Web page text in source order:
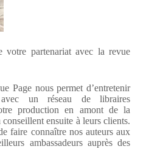
votre partenariat avec la revue
Page nous permet d’entretenir
un réseau de libraires
production en amont de la
ensuite à leurs clients.
faire connaître nos auteurs aux
ambassadeurs auprès des